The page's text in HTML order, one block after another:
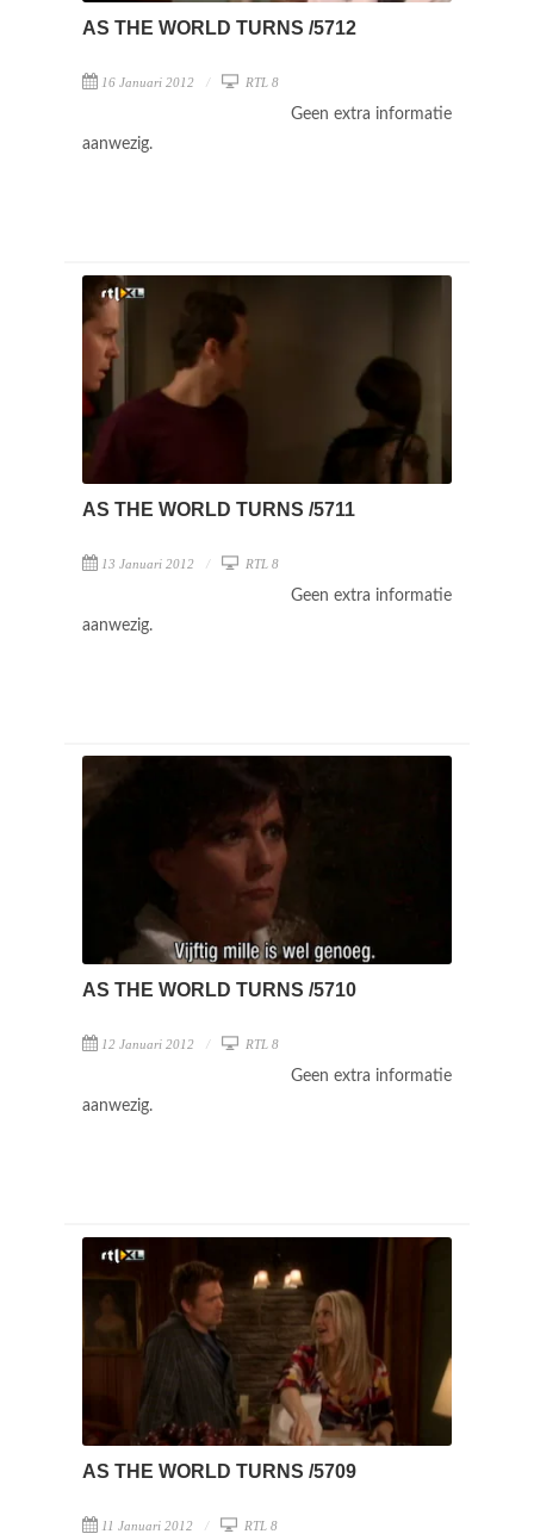
AS THE WORLD TURNS /5712
16 Januari 2012 RTL 8
Geen extra informatie
aanwezig.
AS THE WORLD TURNS /5711
13 Januari 2012 RTL 8
Geen extra informatie
aanwezig.
AS THE WORLD TURNS /5710
12 Januari 2012 RTL 8
Geen extra informatie
aanwezig.
AS THE WORLD TURNS /5709
11 Januari 2012 RTL 8